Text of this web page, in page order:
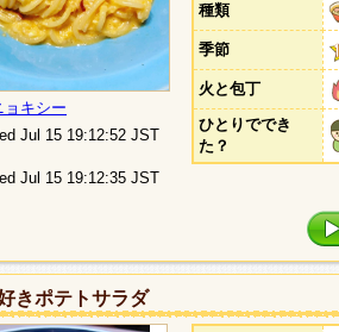
ョキシー
Jul 15 19:12:52 JST
Jul 15 19:12:35 JST
種類
季節
火と包丁
ひとりででき
た？
きポテトサラダ